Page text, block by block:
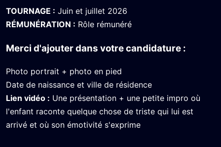
TOURNAGE : Juin et juillet 2026
RÉMUNÉRATION : Rôle rémunéré
Merci d'ajouter dans votre candidature :
Photo portrait + photo en pied
Date de naissance et ville de résidence
Lien vidéo : Une présentation + une petite impro où
l'enfant raconte quelque chose de triste qui lui est
arrivé et où son émotivité s'exprime